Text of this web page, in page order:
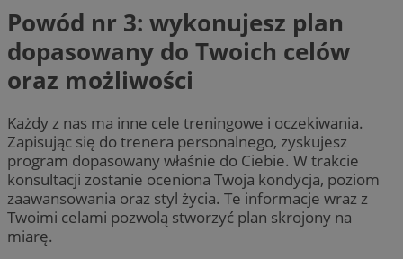
Powód nr 3: wykonujesz plan
dopasowany do Twoich celów
oraz możliwości
Każdy z nas ma inne cele treningowe i oczekiwania.
Zapisując się do trenera personalnego, zyskujesz
program dopasowany właśnie do Ciebie. W trakcie
konsultacji zostanie oceniona Twoja kondycja, poziom
zaawansowania oraz styl życia. Te informacje wraz z
Twoimi celami pozwolą stworzyć plan skrojony na
miarę.